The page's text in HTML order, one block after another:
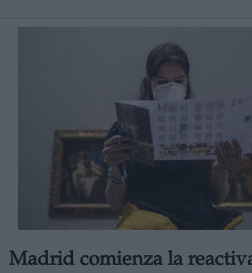
Madrid comienza la